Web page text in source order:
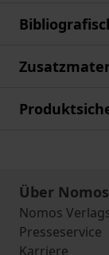
Über Nomos
Nomos
Presseservice
Karriere